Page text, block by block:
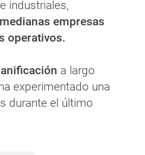
industriales,
empresas
operativos.
a largo
experimentado una
durante el último